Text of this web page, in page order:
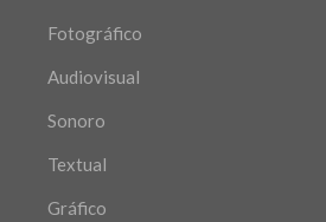
Fotográfico
Audiovisual
Sonoro
Textual
Gráfico